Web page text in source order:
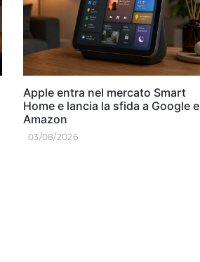
Apple entra nel mercato Smart
Home e lancia la sfida a Google e
Amazon
03/08/2026